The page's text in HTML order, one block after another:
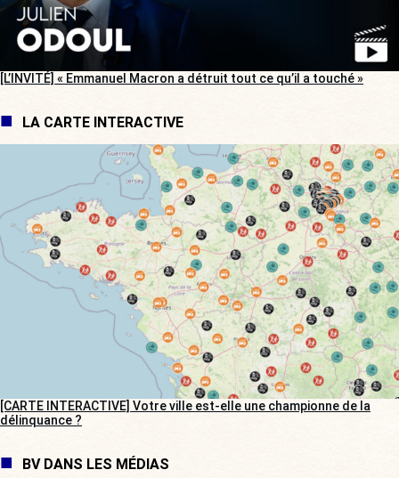
[L’INVITÉ] « Emmanuel Macron a détruit tout ce qu’il a touché »
LA CARTE INTERACTIVE
[CARTE INTERACTIVE] Votre ville est-elle une championne de la
délinquance ?
BV DANS LES MÉDIAS